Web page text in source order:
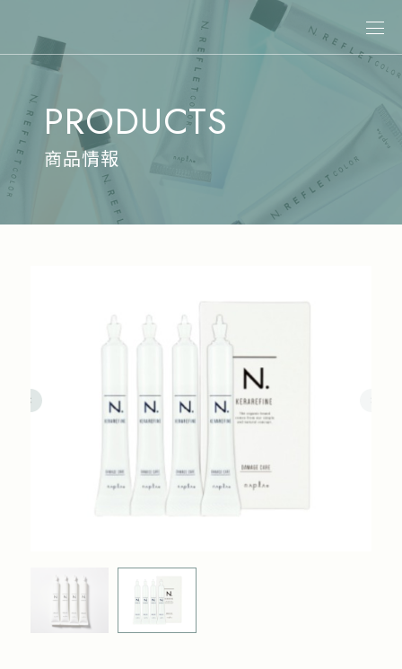
關於娜普菈
最新消息
商品情報
專業染髮
專業燙髮
造型系列
美髮課程
產品通路
人才招募
PRODUCTS
商品情報